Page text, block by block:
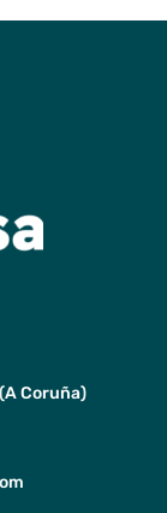
Coruña)